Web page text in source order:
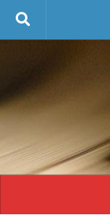
Skip to content